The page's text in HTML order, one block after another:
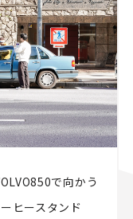
で向かう
ヒースタンド